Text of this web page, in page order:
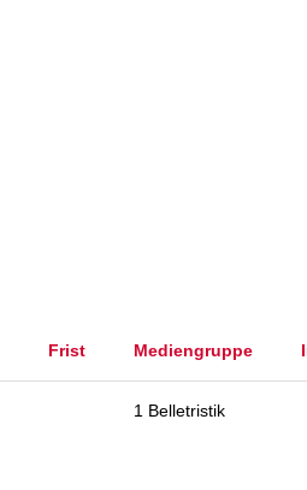
Frist Mediengruppe
1 Belletristik